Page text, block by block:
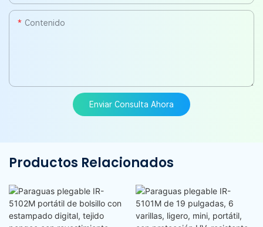
Contenido
Enviar Consulta Ahora
Productos Relacionados